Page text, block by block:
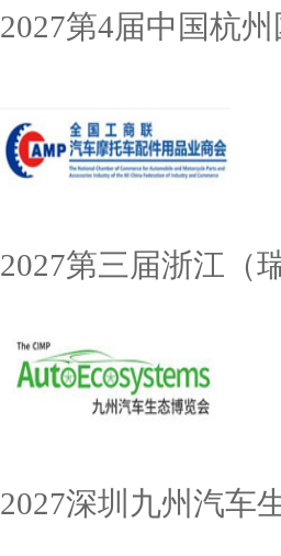
2027第4届中国杭
2027第三届浙江（
2027深圳九州汽车